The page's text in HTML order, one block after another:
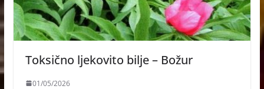
Toksično ljekovito bilje – Božur
01/05/2026